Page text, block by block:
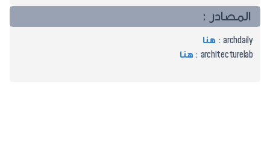
المصادر :
archdaily : هنا
architecturelab : هنا